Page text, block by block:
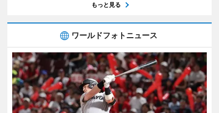
もっと見る
ワールドフォトニュース